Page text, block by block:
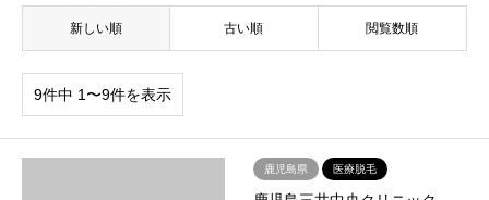
新しい順 古い順 閲覧数順
9件中 1〜9件を表示
鹿児島県 医療脱毛